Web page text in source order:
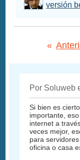
versión
«
Por Soluweb
Si bien es
importante,
internet a
veces mejor,
para
oficina o casa